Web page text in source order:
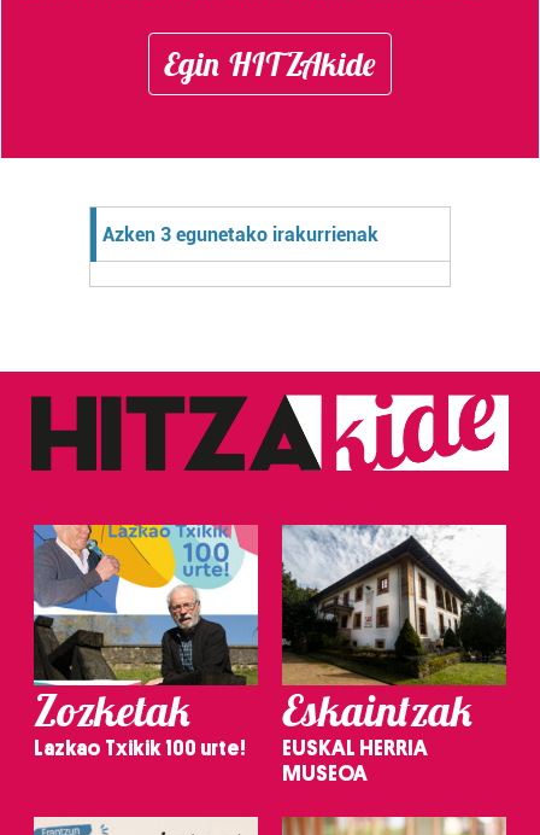
Egin HITZAkide
Azken 3 egunetako irakurrienak
Zozketak
Lazkao Txikik 100 urte!
Eskaintzak
EUSKAL HERRIA
MUSEOA